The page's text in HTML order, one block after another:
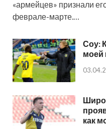
«армейцев» признали
феврале-марте.…
Соу:
моей
как